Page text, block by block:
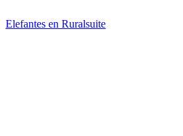
Elefantes en Ruralsuite